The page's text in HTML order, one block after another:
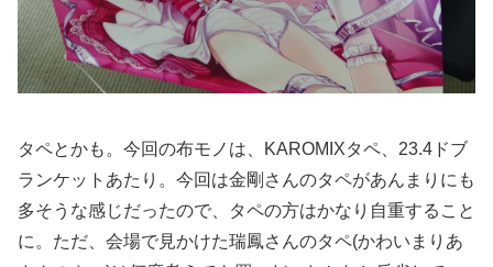
タペとかも。今回の布モノは、KAROMIXタペ、23.4ドブ
ランケットあたり。今回は金剛さんのタペがあんまりにも
多そうな感じだったので、タペの方はかなり自重すること
に。ただ、会場で見かけた瑞鳳さんのタペ(かわいまりあ